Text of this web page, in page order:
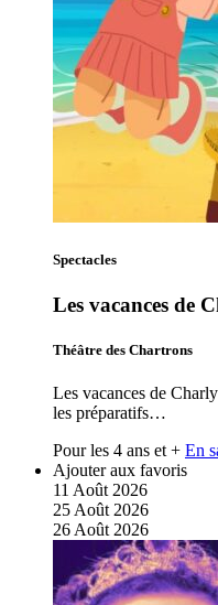
Spectacles
Les vacances de
Théâtre des Chartrons
Les vacances de
les préparatifs…
Pour les 4 ans et + En
Ajouter aux favoris
11 Août 2026
25 Août 2026
26 Août 2026